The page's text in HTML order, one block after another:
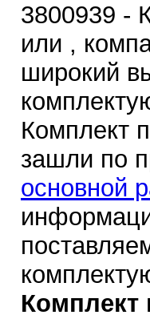
3800939 -
или ,
широкий
Комплект
зашли по
основной
Комплект